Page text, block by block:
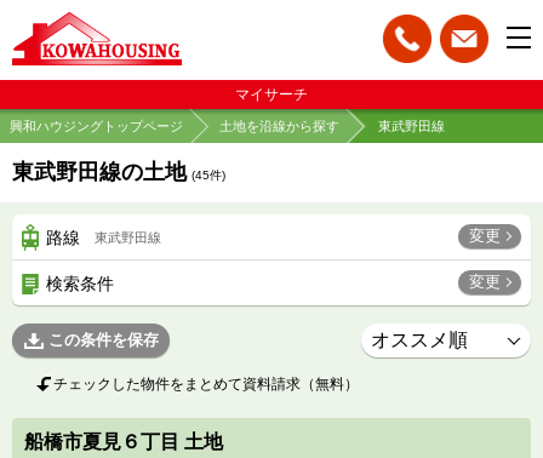
マイサーチ
興和ハウジングトップページ 土地を沿線から探す 東武野田線
東武野田線の土地 (45件)
路線 東武野田線 変更
検索条件 変更
この条件を保存
チェックした物件をまとめて資料請求（無料）
船橋市夏見６丁目 土地